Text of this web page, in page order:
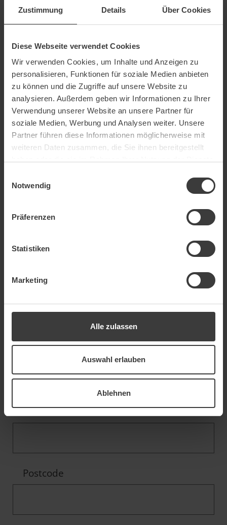
Zustimmung Details Über Cookies
Diese Webseite verwendet Cookies
Wir verwenden Cookies, um Inhalte und Anzeigen zu
personalisieren, Funktionen für soziale Medien anbieten
zu können und die Zugriffe auf unsere Website zu
analysieren. Außerdem geben wir Informationen zu Ihrer
Verwendung unserer Website an unsere Partner für
soziale Medien, Werbung und Analysen weiter. Unsere
Partner führen diese Informationen möglicherweise mit
weiteren Daten zusammen, die Sie ihnen bereitgestellt
Notwendig
Präferenzen
Statistiken
Marketing
Alle zulassen
Auswahl erlauben
Ablehnen
Personal data
Salutation
First name*
E-mail
Phone
Street
Postcode